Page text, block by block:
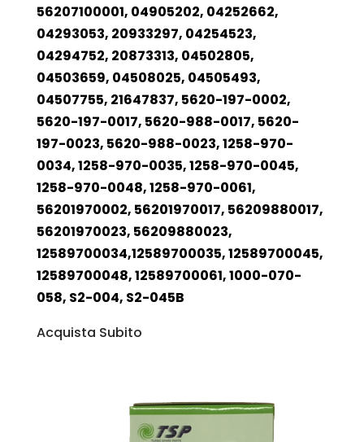
56207100001, 04905202, 04252662,
04293053, 20933297, 04254523,
04294752, 20873313, 04502805,
04503659, 04508025, 04505493,
04507755, 21647837, 5620-197-0002,
5620-197-0017, 5620-988-0017, 5620-
197-0023, 5620-988-0023, 1258-970-
0034, 1258-970-0035, 1258-970-0045,
1258-970-0048, 1258-970-0061,
56201970002, 56201970017, 56209880017,
56201970023, 56209880023,
12589700034,12589700035, 12589700045,
12589700048, 12589700061, 1000-070-
058, S2-004, S2-045B
Acquista Subito